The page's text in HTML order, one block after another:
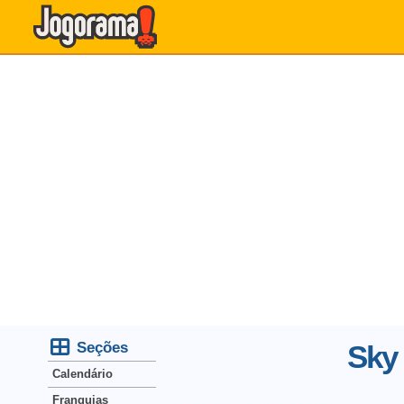
Sky
Seções
Calendário
Franquias